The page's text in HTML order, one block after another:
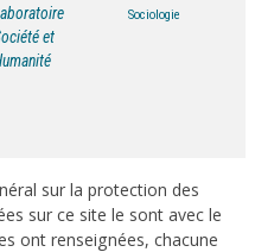
et
Sociologie
sur la protection des
sur ce site le sont avec le
ont renseignées, chacune